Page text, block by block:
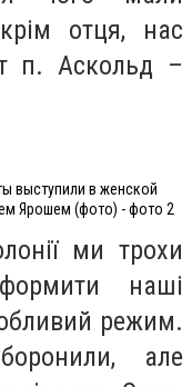
отця, нас
п. Аскольд –
выступили в женской
Ярошем (фото) - фото 2
ми трохи
наші
режим.
але